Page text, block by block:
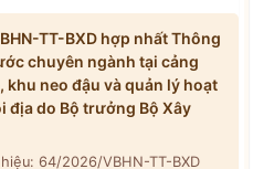
TT-BXD hợp nhất Thông
chuyên ngành tại cảng
neo đậu và quản lý hoạt
do Bộ trưởng Bộ Xây
hiệu: 64/2026/VBHN-TT-BXD